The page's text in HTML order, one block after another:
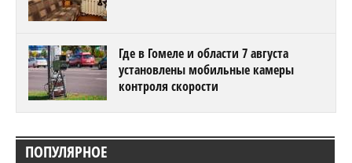
Где в Гомеле и области 7 августа
установлены мобильные камеры
контроля скорости
ПОПУЛЯРНОЕ